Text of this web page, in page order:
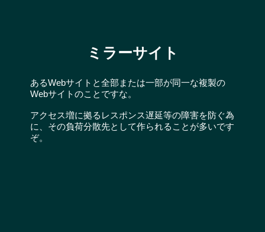
ミラーサイト
あるWebサイトと全部または一部が同一な複製の
Webサイトのことですな。
アクセス増に拠るレスポンス遅延等の障害を防ぐ為
に、その負荷分散先として作られることが多いです
ぞ。